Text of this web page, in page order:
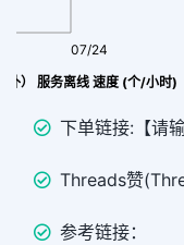
Threads 赞|like (掉不补） 服务离线 速度 (个/小时)
07/24
下单链接:【请
Threads赞
参考链接：